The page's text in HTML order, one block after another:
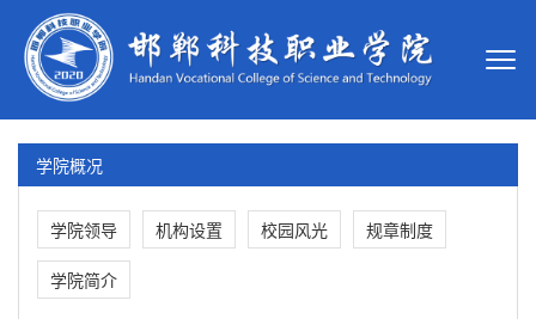
学院概况
学院领导 机构设置 校园风光 规章制度
学院简介